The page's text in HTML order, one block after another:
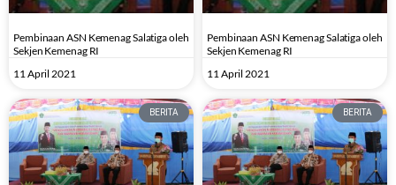
Pembinaan ASN Kemenag Salatiga oleh
Sekjen Kemenag RI
11 April 2021
Pembinaan ASN Kemenag Salatiga oleh
Sekjen Kemenag RI
11 April 2021
BERITA BERITA